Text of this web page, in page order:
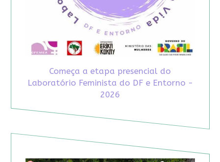
Começa a etapa presencial do
Laboratório Feminista do DF e Entorno -
2026